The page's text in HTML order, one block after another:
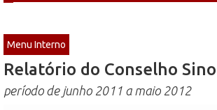
Menu Interno
Relatório do Conselho
período de junho 2011 a maio 2012